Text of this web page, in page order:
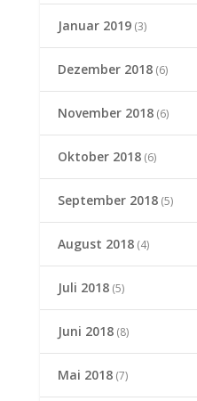
Januar 2019(3)
Dezember 2018(6)
November 2018(6)
Oktober 2018(6)
September 2018(5)
August 2018(4)
Juli 2018(5)
Juni 2018(8)
Mai 2018(7)